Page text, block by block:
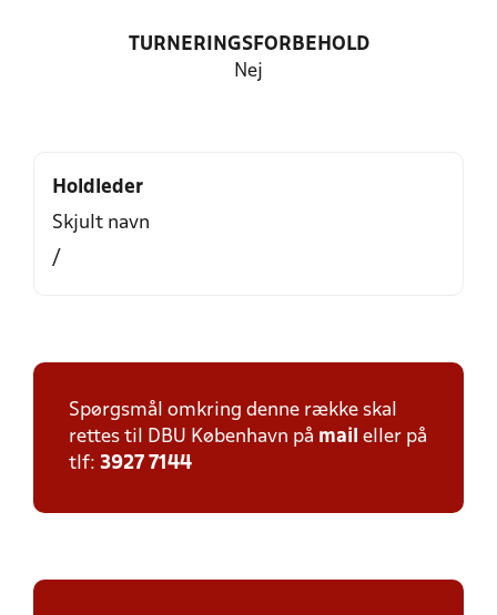
TURNERINGSFORBEHOLD
Nej
Holdleder
Skjult navn
/
Spørgsmål omkring denne række skal
rettes til DBU København på mail eller på
tlf: 3927 7144